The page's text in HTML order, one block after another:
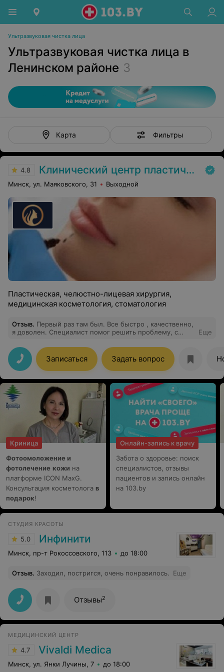
Ультразвуковая чистка лица
Ультразвуковая чистка лица в
Ленинском районе 3
Карта Фильтры
4.8 Клинический центр пластической хирургии и медицинской косметологии
Минск, ул. Маяковского, 31 Выходной
Пластическая, челюстно-лицевая хирургия,
медицинская косметология, стоматология
Отзыв. Первый раз там был. Все быстро , качественно,
я доволен. Специалист помог решить проблему, с
Еще
Записаться Задать вопрос
Криница
Фотоомоложение и
фотолечение кожи на
платформе ICON MaxG.
Консультация косметолога в
подарок!
Онлайн-запись к врачу
Забота о здоровье: поиск
специалистов, отзывы
пациентов и запись онлайн
на 103.by
СТУДИЯ КРАСОТЫ
5.0 Инфинити
Минск, пр-т Рокоссовского, 113 до 18:00
Отзыв. Заходил, постригся, очень понравилось. Еще
Отзывы2
МЕДИЦИНСКИЙ ЦЕНТР
4.7 Vivaldi Medica
Минск, ул. Янки Лучины, 7 до 18:00